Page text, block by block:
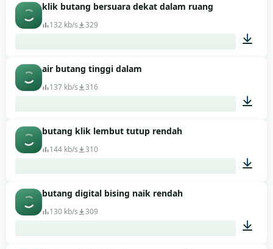
klik butang bersuara dekat dalam ruang
132 kb/s 329
air butang tinggi dalam
137 kb/s 316
butang klik lembut tutup rendah
144 kb/s 310
butang digital bising naik rendah
130 kb/s 309